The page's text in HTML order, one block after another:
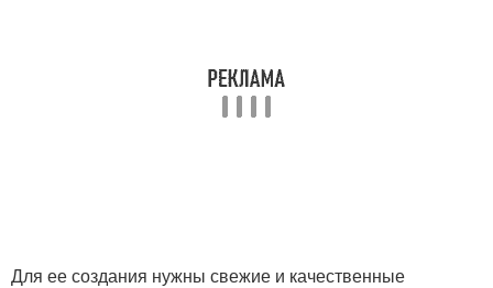
Для ее создания нужны свежие и качественные